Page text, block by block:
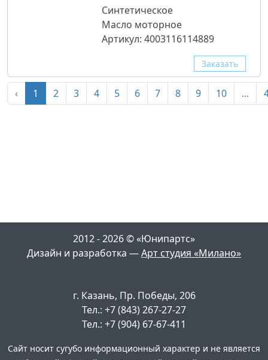
Синтетическое
Масло моторное
Артикул: 4003116114889
Заказать
‹ 1 2 3 4 5 6 7 8 9 10 ...
2012 - 2026 © «Юнипартс»
Дизайн и разработка —Арт студия «Милано»
г. Казань, Пр. Победы, 206
Тел.: +7 (843) 267-27-27
Тел.: +7 (904) 67-67-411
Сайт носит сугубо информационный характер и не является